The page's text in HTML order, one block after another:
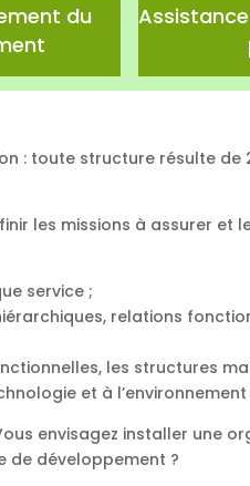
du
: toute structure résulte
les missions à assurer et
service ;
relations
les structures
et à l’environnement
envisagez installer une
de développement ?